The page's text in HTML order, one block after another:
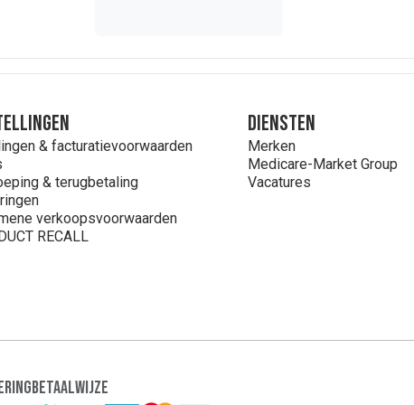
& facturatievoorwaarden
& terugbetaling
verkoopsvoorwaarden
RECALL
Diensten
Merken
Medicare-Market Group
Vacatures
Betaalwijze